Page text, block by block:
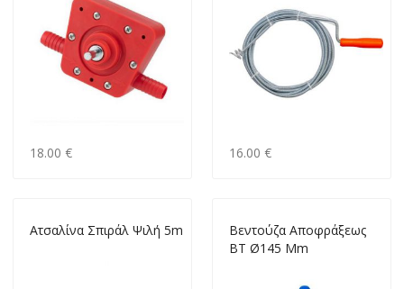
18.00 € 16.00 €
Ατσαλίνα Σπιράλ Ψιλή 5m
Βεντούζα Αποφράξεως
ΒΤ Ø145 Mm